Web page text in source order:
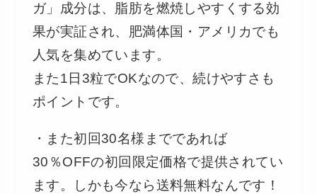
ガ」成分は、脂肪を燃焼しやすくする効
果が実証され、肥満体国・アメリカでも
人気を集めています。
また1日3粒でOKなので、続けやすさも
ポイントです。
・また初回30名様までであれば
30％OFFの初回限定価格で提供されてい
ます。しかも今なら送料無料なんです！